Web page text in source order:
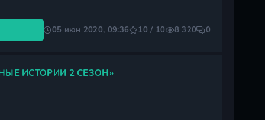
05 июн 2020, 09:36 10 / 10 8 320 0
ИСТОРИИ 2 СЕЗОН»